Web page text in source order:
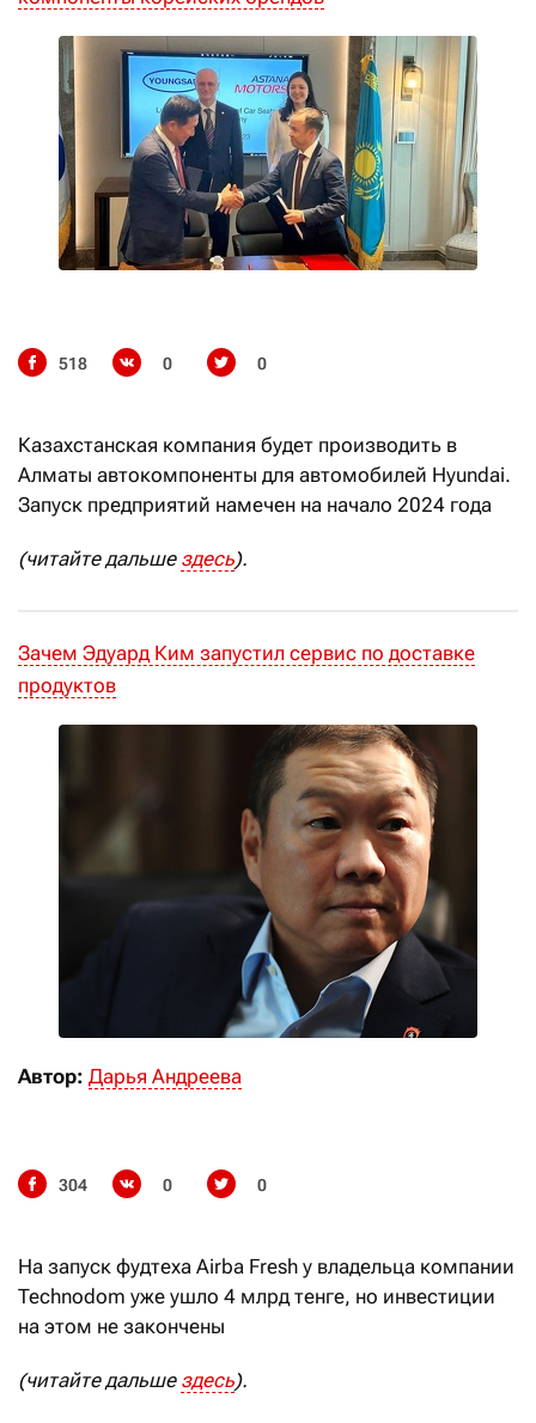
518 0 0
Казахстанская компания будет производить в
Алматы автокомпоненты для автомобилей Hyundai.
Запуск предприятий намечен на начало 2024 года
(читайте дальше здесь).
Зачем Эдуард Ким запустил сервис по доставке
продуктов
Автор: Дарья Андреева
304 0 0
На запуск фудтеха Airba Fresh у владельца компании
Technodom уже ушло 4 млрд тенге, но инвестиции
на этом не закончены
(читайте дальше здесь).